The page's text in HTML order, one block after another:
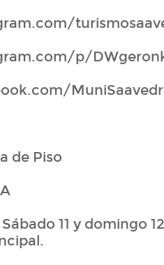
p/
de Piso
11 y domingo